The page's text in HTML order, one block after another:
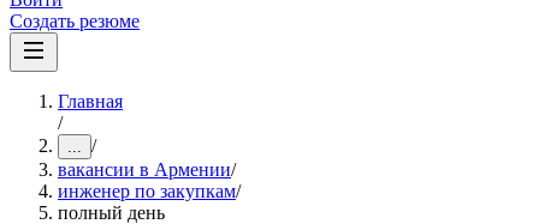
Создать резюме
Главная
/
... /
вакансии в Армении/
инженер по закупкам/
полный день